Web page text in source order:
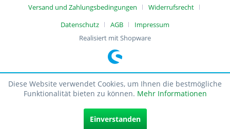
Versand und Zahlungsbedingungen
Widerrufsrecht
Datenschutz
AGB
Impressum
Realisiert mit Shopware
Diese Website verwendet Cookies, um Ihnen die bestmögliche
Funktionalität bieten zu können. Mehr Informationen
Einverstanden